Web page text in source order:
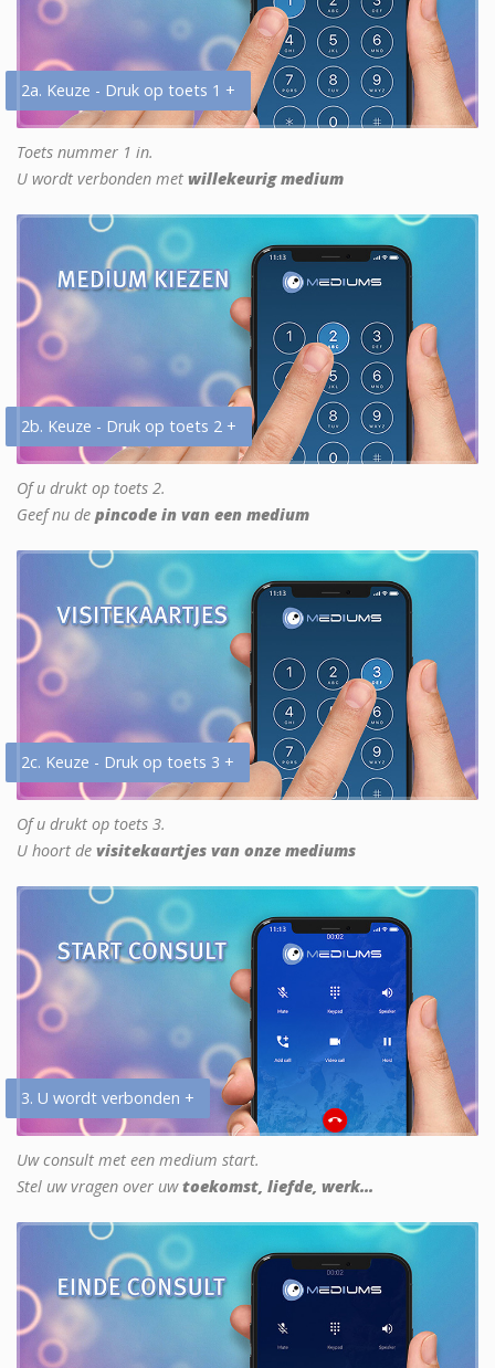
2a. Keuze - Druk op toets 1 +
Toets nummer 1 in.
U wordt verbonden met willekeurig medium
2b. Keuze - Druk op toets 2 +
Of u drukt op toets 2.
Geef nu de pincode in van een medium
2c. Keuze - Druk op toets 3 +
Of u drukt op toets 3.
U hoort de visitekaartjes van onze mediums
3. U wordt verbonden +
Uw consult met een medium start.
Stel uw vragen over uwtoekomst, liefde, werk...